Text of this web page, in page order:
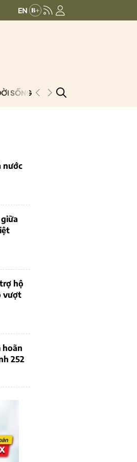
+ 0.25 (+0.09%) UPCOMINDEX:
SỐNG PODCAST
nước
hộ
vượt
hoãn
252